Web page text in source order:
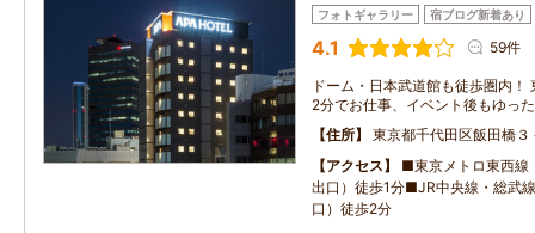
フォトギャラリー 宿ブログ新着あり
4.1 59件
ドーム・日本武道館も徒歩圏内
2分でお仕事、イベント後もゆっ
住所
東京都千代田区飯田橋３
アクセス
■東京メトロ東西線
出口）徒歩1分■JR中央線・総武
口）徒歩2分